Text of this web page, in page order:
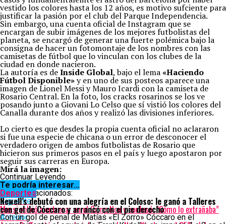
vestido los colores hasta los 12 años, es motivo sufciente para
justificar la pasión por el club del Parque Independencia.
Sin embargo, una cuenta oficial de Instagram que se
encargan de subir imágenes de los mejores futbolistas del
planeta, se encargó de generar una fuerte polémica bajo la
consigna de hacer un fotomontaje de los nombres con las
camisetas de fútbol que lo vinculan con los clubes de la
ciudad en donde nacieron.
La autoría es deInside Global, bajo el lema«Haciendo
Fútbol Disponible»y en uno de sus posteos aparece una
imagen de Lionel Messi y Mauro Icardi con la camiseta de
Rosario Central. En la foto, los cracks rosarinos se los ve
posando junto a Giovani Lo Celso que sí vistió los colores del
Canalla durante dos años y realizó las divisiones inferiores.
Lo cierto es que desdes la propia cuenta oficial no aclararon
si fue una especie de chicana o un error de desconocer el
verdadero origen de ambos futbolistas de Rosario que
hicieron sus primeros pasos en el país y luego apostaron por
seguir sus carreras en Europa.
Mirá la imagen:
Temas relacionados:
Siguente
Messi volvió a entrenar en el Camp Nou y confesó: “Cómo lo extrañaba”
Anterior
Continuar Leyendo
Te podría interesar...
Deportes
Newell’s debutó con una alegría en el Coloso: le ganó a Talleres
con gol de Cóccaro y arrancó con el pie derecho
Con un gol de penal de Matías «El Zorro» Cóccaro en el